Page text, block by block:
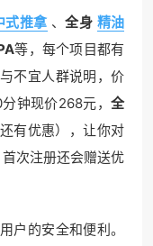
式推拿 、全身 精油
等，每个项目都有
不宜人群说明，价
分钟现价268元，全
有优惠），让你对
次注册还会赠送优
户的安全和便利。